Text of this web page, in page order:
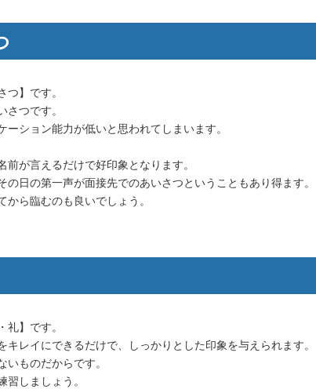
】です。
つです。
ション能力が低いと思われてしまいます。
が言えるだけで好印象となります。
日の第一声が面接先でのあいさつということもあり得ます。
ら臨むのも良いでしょう。
】です。
レイにできるだけで、しっかりとした印象を与えられます。
ものだからです。
しましょう。